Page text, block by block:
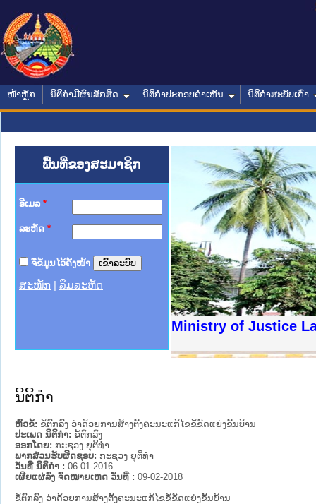
ໜ້າຫຼັກ ນິຕິກໍາມີຜົນສັກສິດ ນິຕິກໍາປະກອບຄໍາເຫັນ ນິຕິກໍາສະບັບເກົ່າ
ພື້ນທີ່ຂອງສະມາຊິກ
ອີເມລ *
ລະຫັດ *
ຈື່ຂໍ້ມູນໄວ້ຄັ້ງໜ້າ
ສະໝັກ ລືມລະຫັດ
Ministry of Justice
າຊົນ ພາກເໜືອ
ການ
ກາງ
ໃຕ້
ຕຳຫຼວດປະຊາຊົນ
ສັນຕິບານປະຊາຊົນ
ກເໜືອ
າຊົນ ພາກກາງ
ນິຕິກໍາ
ຫົວຂໍ້: ຂໍ້ຕົກລົງ ວ່າດ້ວຍການສ້າງຕັ້ງຄະນະແກ້ໄຂຂໍ້ຂັດແຍ່ງຂັ້ນບ້ານ
ປະເພດ ນິຕິກໍາ: ຂໍ້ຕົກລົງ
ອອກໂດຍ: ກະຊວງ ຍຸຕິທໍາ
ພາກສ່ວນຮັບຜິດຊອບ: ກະຊວງ ຍຸຕິທໍາ
ວັນທີ່ ນິຕິກໍາ : 06-01-2016
ເຜີຍແຜ່ລົງ ຈົດໝາຍເຫດ ວັນທີ່ : 09-02-2018
ຂໍ້ຕົກລົງ ວ່າດ້ວຍການສ້າງຕັ້ງຄະນະແກ້ໄຂຂໍ້ຂັດແຍ່ງຂັ້ນບ້ານ